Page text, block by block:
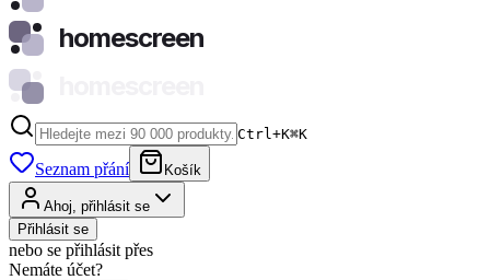
homescreen
Ctrl+K⌘K
Seznam přání Košík
Ahoj, přihlásit se
Přihlásit se
nebo se přihlásit přes
Nemáte účet?